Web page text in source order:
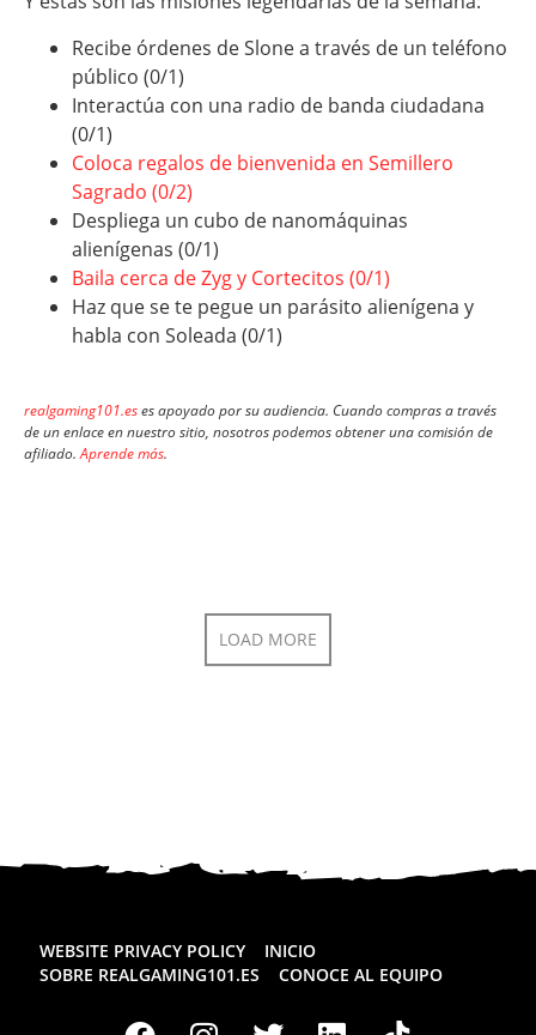
Recibe órdenes de Slone a través de un teléfono
público (0/1)
Interactúa con una radio de banda ciudadana
(0/1)
Coloca regalos de bienvenida en Semillero
Sagrado (0/2)
Despliega un cubo de nanomáquinas
alienígenas (0/1)
Baila cerca de Zyg y Cortecitos (0/1)
Haz que se te pegue un parásito alienígena y
habla con Soleada (0/1)
realgaming101.eses apoyado por su audiencia. Cuando compras a través
de un enlace en nuestro sitio, nosotros podemos obtener una comisión de
afiliado.Aprende más.
LOAD MORE
WEBSITE PRIVACY POLICY
INICIO
SOBRE REALGAMING101.ES
CONOCE AL EQUIPO